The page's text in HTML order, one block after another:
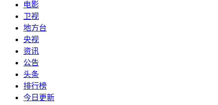
电影
卫视
地方台
央视
资讯
公告
头条
排行榜
今日更新